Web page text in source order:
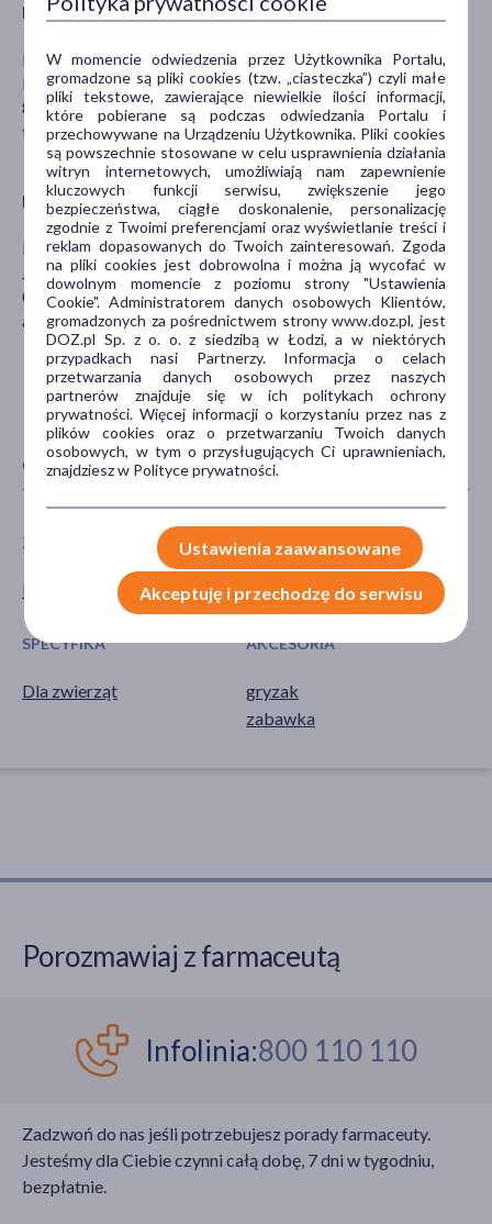
Producent
EURONOVA POLSKA SP. O.O.
Konojady 94B
87-330 Jabłonowo Pomorskie
tf@aqua-nova.pl
Dystrybutor
Hurtownia Zoologiczna ARA Sp. z o.o.
Jutrzenki 83B
02-230 Warszawa
ara@ara.waw.pl
CECHY PRODUKTU
ZWIERZĘTA
Pies
TYP PRODUKTU
Produkt dla zwierząt
SPECYFIKA
Dla zwierząt
AKCESORIA
gryzak
zabawka
Porozmawiaj z farmaceutą
Infolinia:800 110 110
Zadzwoń do nas jeśli potrzebujesz porady farmaceuty.
Jesteśmy dla Ciebie czynni całą dobę, 7 dni w tygodniu,
bezpłatnie.
W momencie odwiedzenia przez Użytkownika Portalu,
gromadzone są pliki cookies (tzw. „ciasteczka”) czyli małe
pliki tekstowe, zawierające niewielkie ilości informacji,
które pobierane są podczas odwiedzania Portalu i
przechowywane na Urządzeniu Użytkownika. Pliki cookies
są powszechnie stosowane w celu usprawnienia działania
witryn internetowych, umożliwiają nam zapewnienie
kluczowych funkcji serwisu, zwiększenie jego
bezpieczeństwa, ciągłe doskonalenie, personalizację
zgodnie z Twoimi preferencjami oraz wyświetlanie treści i
reklam dopasowanych do Twoich zainteresowań. Zgoda
na pliki cookies jest dobrowolna i można ją wycofać w
dowolnym momencie z poziomu strony "Ustawienia
Cookie". Administratorem danych osobowych Klientów,
gromadzonych za pośrednictwem strony www.doz.pl, jest
DOZ.pl Sp. z o. o. z siedzibą w Łodzi, a w niektórych
przypadkach nasi Partnerzy. Informacja o celach
przetwarzania danych osobowych przez naszych
partnerów znajduje się w ich politykach ochrony
prywatności. Więcej informacji o korzystaniu przez nas z
plików cookies oraz o przetwarzaniu Twoich danych
osobowych, w tym o przysługujących Ci uprawnieniach,
znajdziesz w Polityce prywatności.
Ustawienia zaawansowane
Akceptuję i przechodzę do serwisu